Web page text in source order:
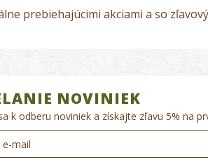
prebiehajúcimi akciami a so
NOVINIEK
k odberu noviniek a získajte zľavu 5% na